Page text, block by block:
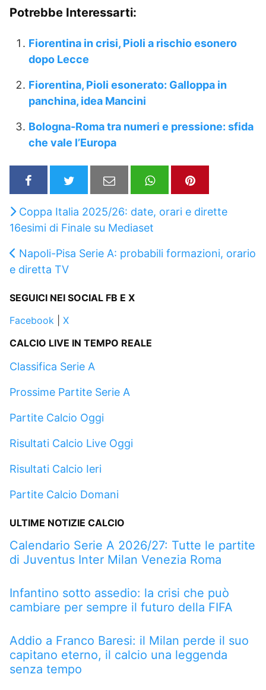
Potrebbe Interessarti:
Fiorentina in crisi, Pioli a rischio esonero
dopo Lecce
Fiorentina, Pioli esonerato: Galloppa in
panchina, idea Mancini
Bologna-Roma tra numeri e pressione: sfida
che vale l’Europa
Coppa Italia 2025/26: date, orari e dirette
16esimi di Finale su Mediaset
Napoli-Pisa Serie A: probabili formazioni, orario
e diretta TV
SEGUICI NEI SOCIAL FB E X
Facebook
X
CALCIO LIVE IN TEMPO REALE
Classifica Serie A
Prossime Partite Serie A
Partite Calcio Oggi
Risultati Calcio Live Oggi
Risultati Calcio Ieri
Partite Calcio Domani
ULTIME NOTIZIE CALCIO
Calendario Serie A 2026/27: Tutte le partite
di Juventus Inter Milan Venezia Roma
Infantino sotto assedio: la crisi che può
cambiare per sempre il futuro della FIFA
Addio a Franco Baresi: il Milan perde il suo
capitano eterno, il calcio una leggenda
senza tempo